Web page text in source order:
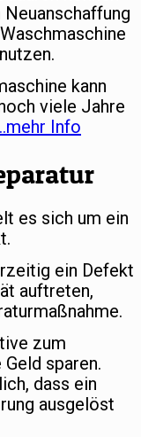
kann
viele Jahre
Info
es sich um ein
ein Defekt
auftreten,
zum
sparen.
dass ein
ausgelöst